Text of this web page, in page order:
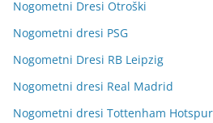
Nogometni Dresi Otroški
Nogometni dresi PSG
Nogometni Dresi RB Leipzig
Nogometni dresi Real Madrid
Nogometni dresi Tottenham Hotspur